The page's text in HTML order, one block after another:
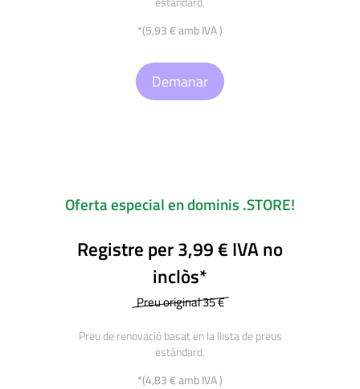
*(5,93 € amb IVA )
Demanar
Oferta especial en dominis .STORE!
Registre per 3,99 € IVA no
inclòs*
Preu original 35 €
Preu de renovació basat en la llista de preus
estàndard.
*(4,83 € amb IVA )